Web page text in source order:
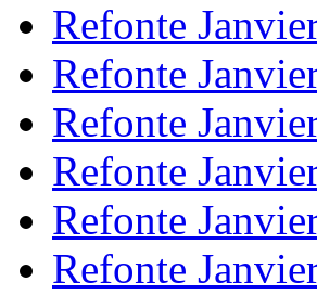
Refonte
Refonte
Refonte
Refonte
Refonte
Refonte